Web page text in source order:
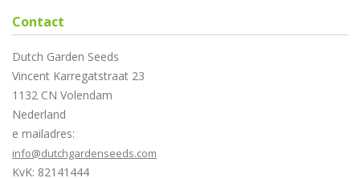
Contact
Dutch Garden Seeds
Vincent Karregatstraat 23
1132 CN Volendam
Nederland
e mailadres:
info@dutchgardenseeds.com
KvK: 82141444